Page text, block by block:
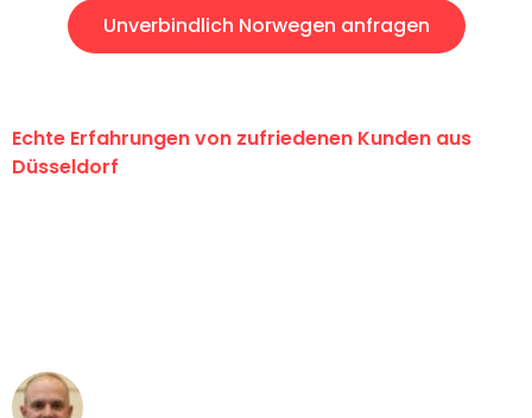
Unverbindlich Norwegen anfragen
Echte Erfahrungen von zufriedenen Kunden aus
Düsseldorf